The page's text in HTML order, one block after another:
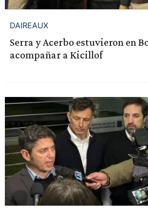
DAIREAUX
Serra y Acerbo estuvieron en
acompañar a Kicillof